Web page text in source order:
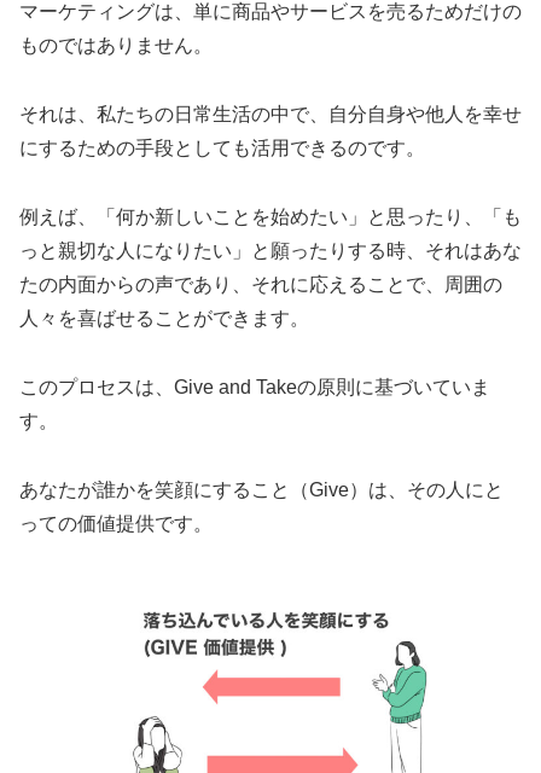
マーケティングは、単に商品やサービスを売るためだけの
ものではありません。
それは、私たちの日常生活の中で、自分自身や他人を幸せ
にするための手段としても活用できるのです。
例えば、「何か新しいことを始めたい」と思ったり、「も
っと親切な人になりたい」と願ったりする時、それはあな
たの内面からの声であり、それに応えることで、周囲の
人々を喜ばせることができます。
このプロセスは、Give and Takeの原則に基づいていま
す。
あなたが誰かを笑顔にすること（Give）は、その人にと
っての価値提供です。